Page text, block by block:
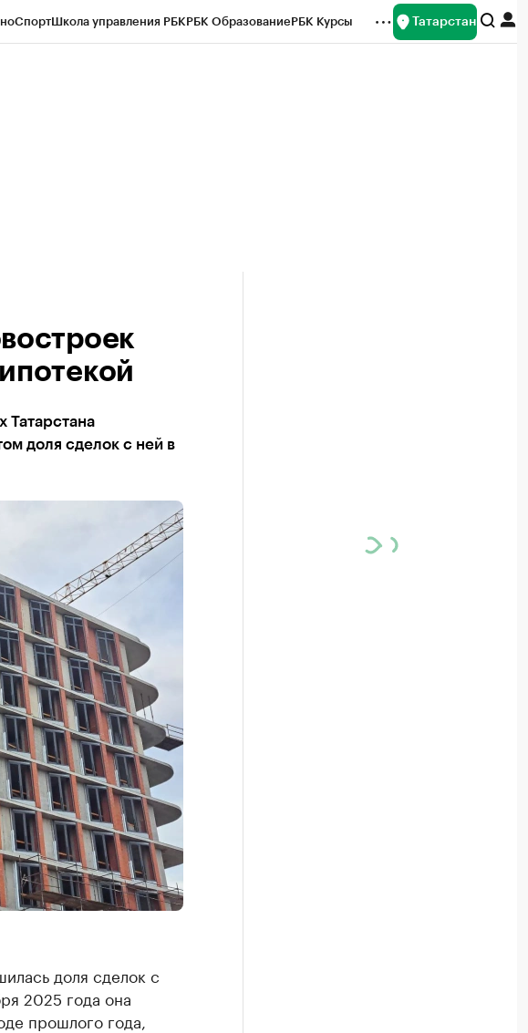
СпортШкола управления РБКРБК ОбразованиеРБК Курсы Татарстан
Татарстана
доля сделок с ней в
доля сделок с
2025 года она
прошлого года,